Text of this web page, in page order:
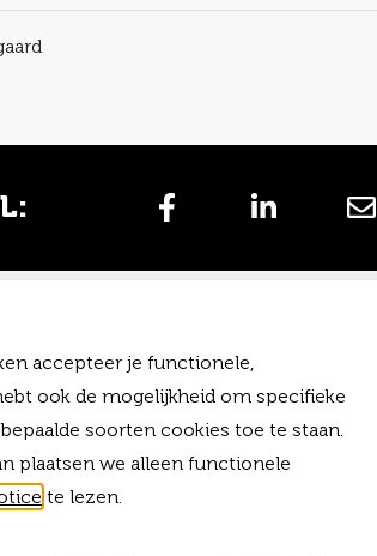
accepteer je functionele,
ook de mogelijkheid om specifieke
soorten cookies toe te staan.
plaatsen we alleen functionele
te lezen.